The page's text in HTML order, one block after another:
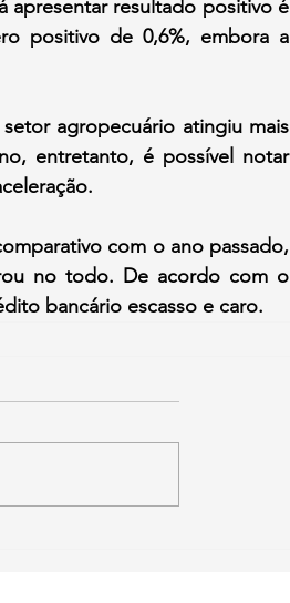
apresentar resultado positivo é
positivo de 0,6%, embora a
agropecuário atingiu mais
entretanto, é possível notar
com o ano passado,
no todo. De acordo com o
bancário escasso e caro.